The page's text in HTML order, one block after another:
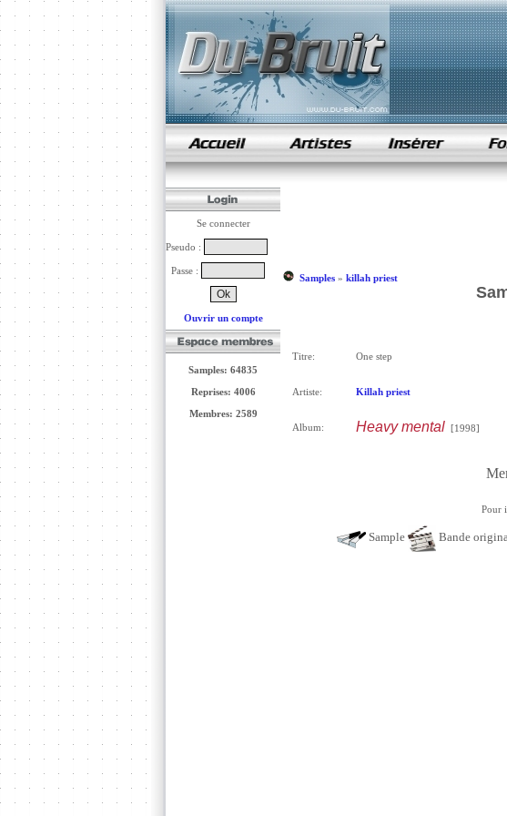
samples de rap
Se connecter
Pseudo :
Passe :
Ouvrir un compte
Samples: 64835
Reprises: 4006
Membres: 2589
Samples» killah priest
Titre: One step
Artiste: Killah priest
Album: Heavy mental[1998]
Pour
Sample Bande